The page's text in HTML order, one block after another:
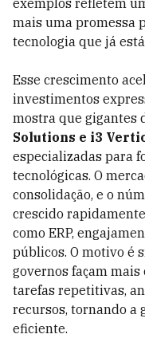
exemplos refletem
mais uma promessa
tecnologia que já
Esse crescimento
investimentos
mostra que gigantes
Solutions e i3
especializadas para
tecnológicas. O
consolidação, e o
crescido
como ERP,
públicos. O motivo é
governos façam
tarefas repetitivas,
recursos, tornando a
eficiente.